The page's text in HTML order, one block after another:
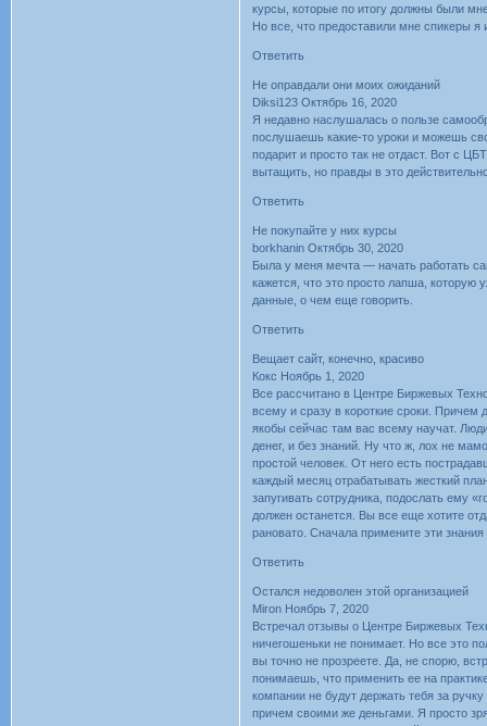
курсы, которые по итогу должны были
Но все, что предоставили мне спикеры я
Ответить
Не оправдали они моих ожиданий
Diksi123 Октябрь 16, 2020
Я недавно наслушалась о пользе
послушаешь какие-то уроки и можешь
подарит и просто так не отдаст. Вот с
вытащить, но правды в это
Ответить
Не покупайте у них курсы
borkhanin Октябрь 30, 2020
Была у меня мечта — начать работать
кажется, что это просто лапша, которую
данные, о чем еще говорить.
Ответить
Вещает сайт, конечно, красиво
Кокс Ноябрь 1, 2020
Все рассчитано в Центре Биржевых
всему и сразу в короткие сроки. Причем
якобы сейчас там вас всему научат.
денег, и без знаний. Ну что ж, лох не
простой человек. От него есть
каждый месяц отрабатывать жесткий
запугивать сотрудника, подослать ему
должен останется. Вы все еще хотите
рановато. Сначала примените эти
Ответить
Остался недоволен этой организацией
Miron Ноябрь 7, 2020
Встречал отзывы о Центре Биржевых
ничегошеньки не понимает. Но все это
вы точно не прозреете. Да, не спорю,
понимаешь, что применить ее на
компании не будут держать тебя за
причем своими же деньгами. Я просто